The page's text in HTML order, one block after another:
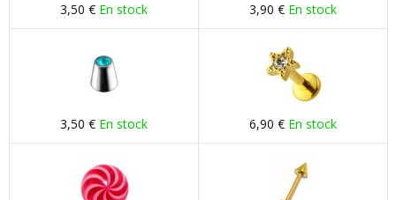
3,50 € En stock 3,90 € En stock
3,50 € En stock 6,90 € En stock